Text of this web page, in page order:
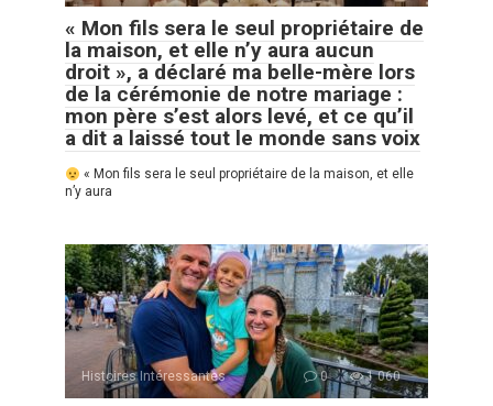
« Mon fils sera le seul propriétaire de
la maison, et elle n’y aura aucun
droit », a déclaré ma belle-mère lors
de la cérémonie de notre mariage :
mon père s’est alors levé, et ce qu’il
a dit a laissé tout le monde sans voix
« Mon fils sera le seul propriétaire de la maison, et elle
n’y aura
Histoires Intéressantes 0 1 060